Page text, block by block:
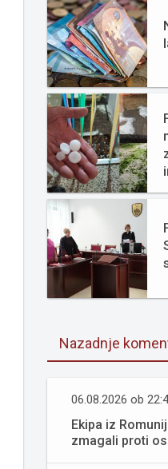
Nazadnje
06.08.2026 ob
Ekipa iz
zmagali proti